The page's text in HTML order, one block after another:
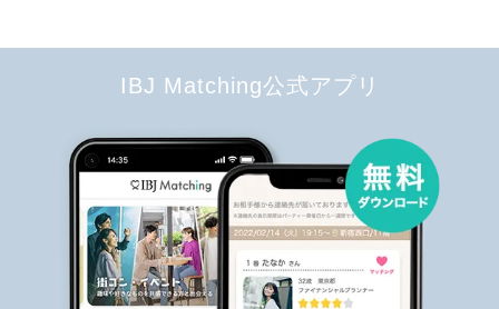
IBJ Matching公式アプリ